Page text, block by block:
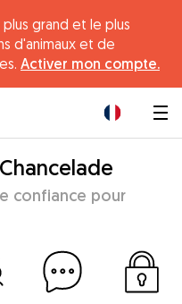
grand et le plus
d'animaux et de
Activer mon compte.
confiance pour